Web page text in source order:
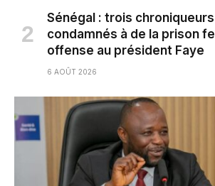
Sénégal : trois
condamnés à de la prison
offense au président Faye
6 AOÛT 2026